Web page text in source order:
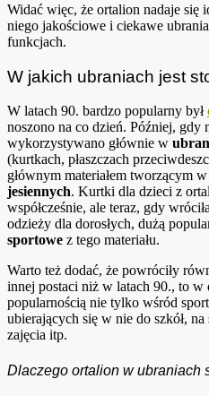
Widać więc, że ortalion nadaje się
niego jakościowe i ciekawe
funkcjach.
W jakich ubraniach jest
W latach 90. bardzo popularny był
noszono na co dzień. Później, gdy
wykorzystywano głównie w
(kurtkach, płaszczach
głównym materiałem tworzącym w
jesiennych. Kurtki dla dzieci z
współcześnie, ale teraz, gdy
odzieży dla dorosłych, dużą
sportowe z tego materiału.
Warto też dodać, że powróciły
innej postaci niż w latach 90., to w
popularnością nie tylko wśród
ubierających się w nie do szkół,
zajęcia itp.
Dlaczego ortalion w ubraniach